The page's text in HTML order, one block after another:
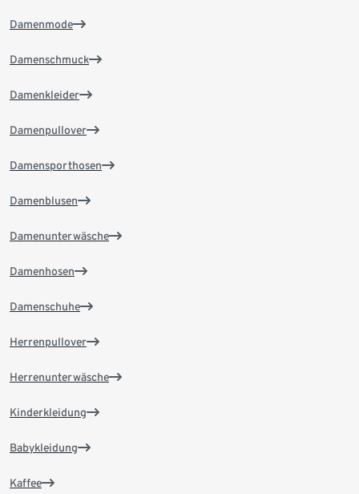
Damenmode
Damenschmuck
Damenkleider
Damenpullover
Damensporthosen
Damenblusen
Damenunterwäsche
Damenhosen
Damenschuhe
Herrenpullover
Herrenunterwäsche
Kinderkleidung
Babykleidung
Kaffee